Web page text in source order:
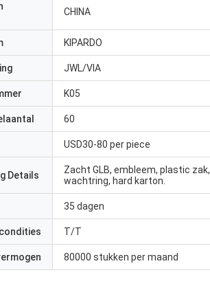
CHINA
KIPARDO
JWL/VIA
K05
60
USD30-80 per piece
Details
Zacht GLB, embleem, plastic zak,
wachtring, hard karton.
35 dagen
T/T
80000 stukken per maand